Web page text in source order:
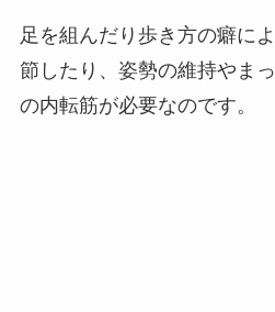
足を組んだり歩き方の癖に
節したり、姿勢の維持やま
の内転筋が必要なのです。